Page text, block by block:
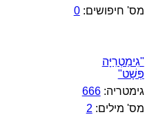
מס' חיפושים:0
"גִימַטְרִיָּה
פְּשָׁט"
גימטריה:666
מס' מילים: 2